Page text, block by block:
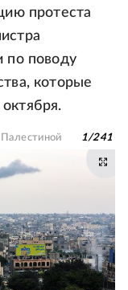
протеста
по поводу
которые
1/241